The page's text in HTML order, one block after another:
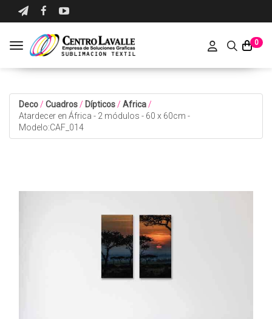
0
Toggle navigation
Deco / Cuadros / Dípticos / Africa /
Atardecer en África - 2 módulos - 60 x 60cm -
Modelo:CAF_014